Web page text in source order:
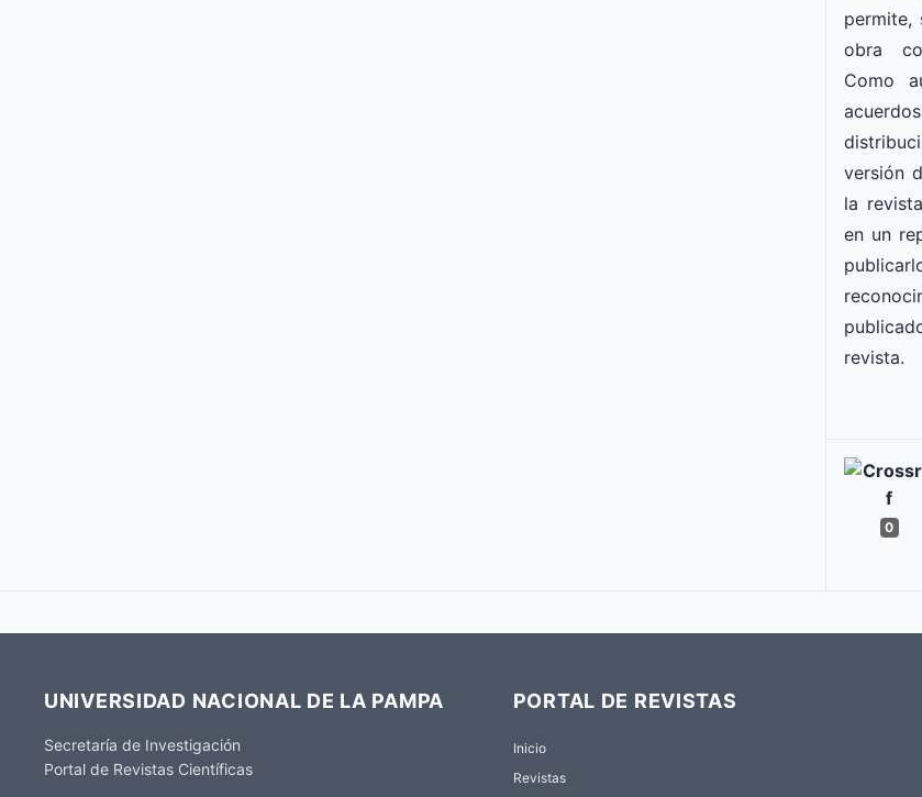
permite,
obra
Como
versión
la
en un
revista.
0
UNIVERSIDAD NACIONAL DE LA PAMPA
Secretaría de Investigación
Portal de Revistas Científicas
PORTAL DE REVISTAS
Inicio
Revistas